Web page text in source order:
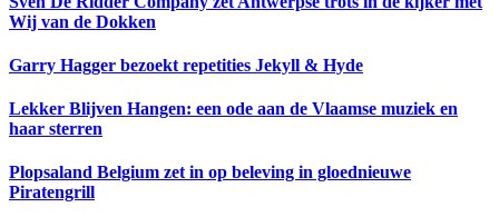
Wij van de Dokken
Garry Hagger bezoekt repetities Jekyll & Hyde
Lekker Blijven Hangen: een ode aan de Vlaamse muziek en
haar sterren
Plopsaland Belgium zet in op beleving in gloednieuwe
Piratengrill